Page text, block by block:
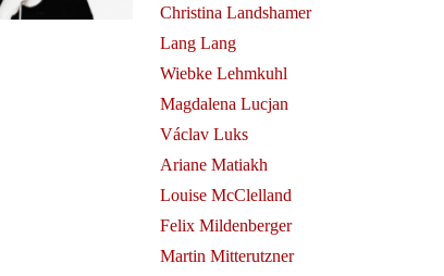
Christina Landshamer
Lang Lang
Wiebke Lehmkuhl
Magdalena Lucjan
Václav Luks
Ariane Matiakh
Louise McClelland
Felix Mildenberger
Martin Mitterutzner